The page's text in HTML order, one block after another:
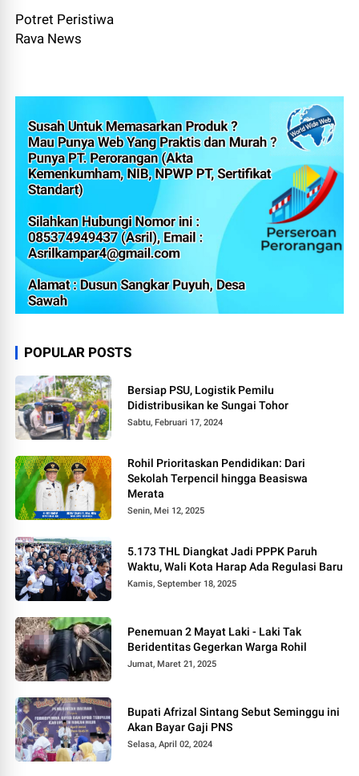
Potret Peristiwa
Rava News
POPULAR POSTS
Bersiap PSU, Logistik Pemilu
Didistribusikan ke Sungai Tohor
Sabtu, Februari 17, 2024
Rohil Prioritaskan Pendidikan: Dari
Sekolah Terpencil hingga Beasiswa
Merata
Senin, Mei 12, 2025
5.173 THL Diangkat Jadi PPPK Paruh
Waktu, Wali Kota Harap Ada Regulasi Baru
Kamis, September 18, 2025
Penemuan 2 Mayat Laki - Laki Tak
Beridentitas Gegerkan Warga Rohil
Jumat, Maret 21, 2025
Bupati Afrizal Sintang Sebut Seminggu ini
Akan Bayar Gaji PNS
Selasa, April 02, 2024